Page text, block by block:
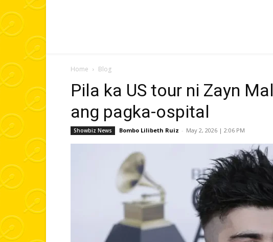
Home Blog
Pila ka US tour ni Zayn
ang pagka-ospital
Showbiz News Bombo Lilibeth Ruiz - May 2, 2026 | 2:06 PM